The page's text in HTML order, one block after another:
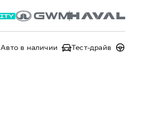
Авто в наличии Тест-драйв